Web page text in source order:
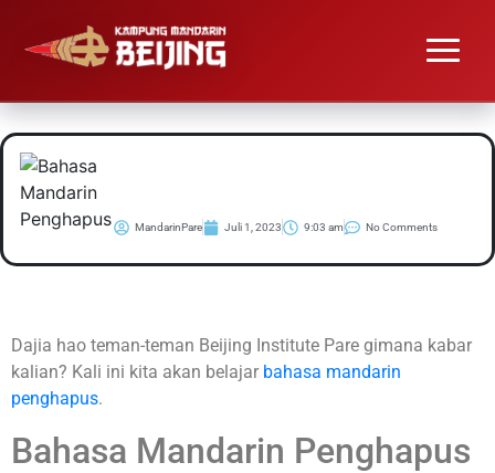
#Belajar Bahasa
Mandarin Penghapus
MandarinPare Juli 1, 2023 9:03 am No Comments
Dajia hao teman-teman Beijing Institute Pare gimana kabar
kalian? Kali ini kita akan belajar bahasa mandarin
penghapus.
Bahasa Mandarin Penghapus